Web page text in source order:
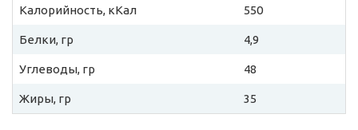
Калорийность, кКал 550
Белки, гр 4,9
Углеводы, гр 48
Жиры, гр 35